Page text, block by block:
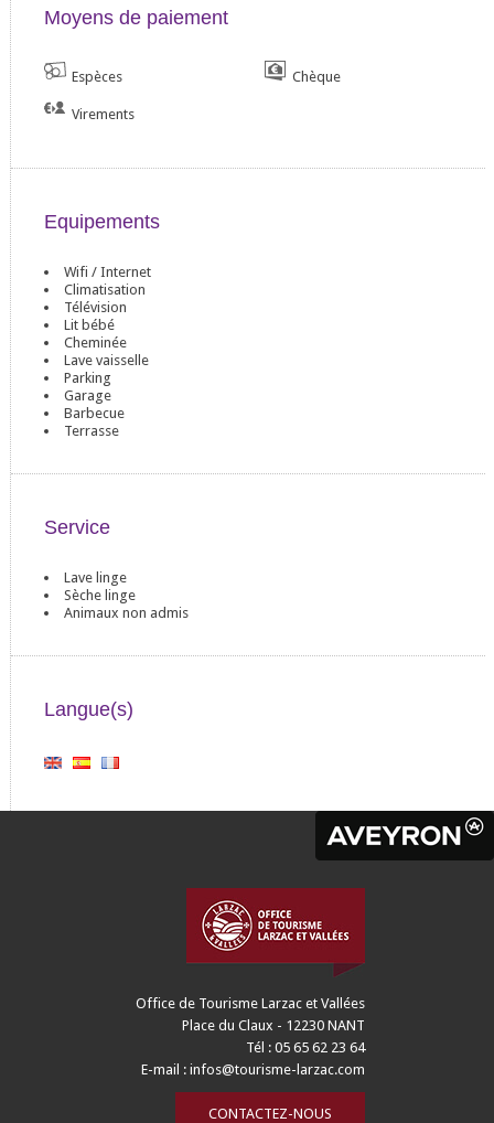
Moyens de paiement
Espèces Chèque
Virements
Equipements
Wifi / Internet
Climatisation
Télévision
Lit bébé
Cheminée
Lave vaisselle
Parking
Garage
Barbecue
Terrasse
Service
Lave linge
Sèche linge
Animaux non admis
Langue(s)
Office de Tourisme Larzac et Vallées
Place du Claux - 12230 NANT
Tél : 05 65 62 23 64
E-mail :infos@tourisme-larzac.com
CONTACTEZ-NOUS